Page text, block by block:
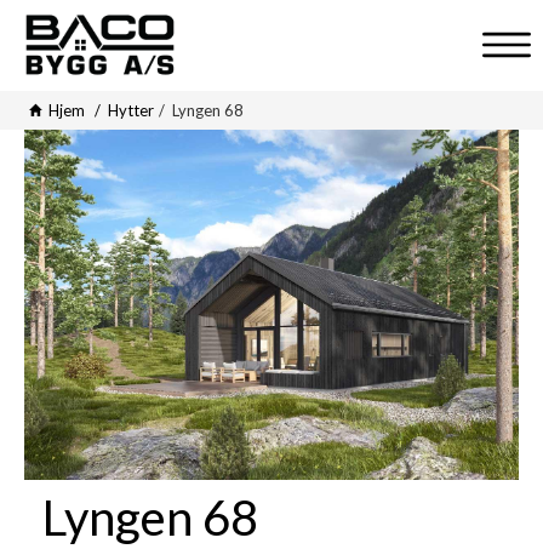
s
n
a
v
i
g
a
s
j
o
n
Hjem Hytter Lyngen 68
Lyngen 68